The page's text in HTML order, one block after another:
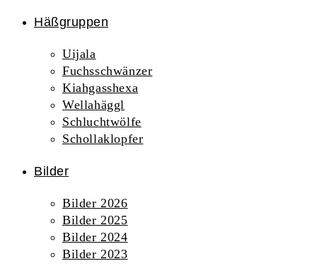
Häßgruppen
Uijala
Fuchsschwänzer
Kiahgasshexa
Wellahäggl
Schluchtwölfe
Schollaklopfer
Bilder
Bilder 2026
Bilder 2025
Bilder 2024
Bilder 2023